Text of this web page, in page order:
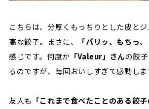
こちらは、分厚くもっちりとした皮と
高な餃子。 まさに、 「パリッ、もちっ、
感じです。何度か 「Valeur」さんの餃
るのですが、毎回おいしすぎて感動しま
友人も 「これまで食べたことのある餃